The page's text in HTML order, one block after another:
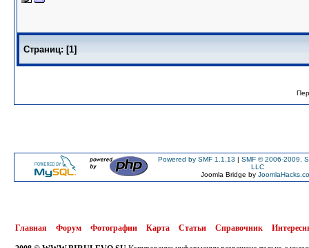
Страниц: [1]
Powered by SMF 1.1.13 | SMF © 2006-2009,
LLC
Joomla Bridge by
Главная Форум Фотографии Карта Статьи Справочник